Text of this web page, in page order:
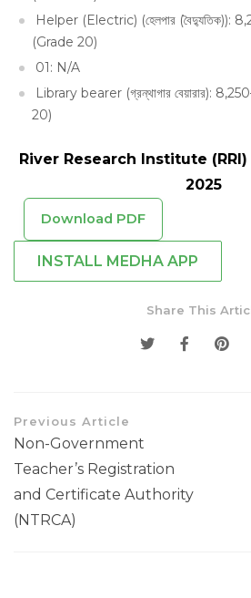
Helper (Electric) (হেলপার (বৈদ্যুতিক)):
(Grade 20)
01: N/A
Library bearer (গ্রন্থাগার বেয়ারার):
20)
River Research Institute
2025
Download PDF
INSTALL MEDHA APP
Share This
Previous Article
Non-Government
Teacher’s Registration
and Certificate Authority
(NTRCA)